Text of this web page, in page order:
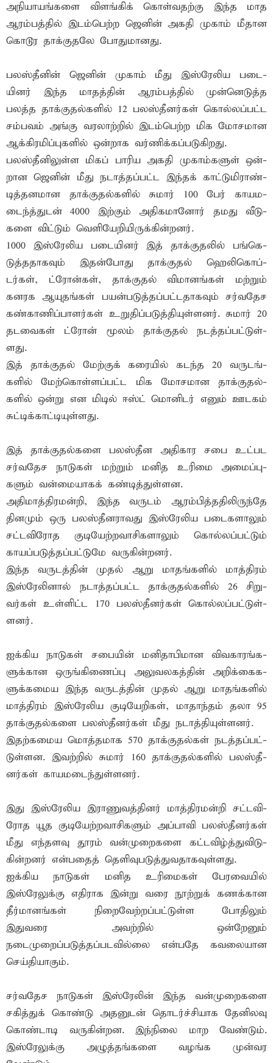
அநியாயங்களை விளங்கிக் கொள்வதற்கு இந்த மாத
ஆரம்பத்தில் இடம்பெற்ற ஜெனின் அகதி முகாம் மீதான
கொடூர தாக்குதலே போதுமானது.
பலஸ்­தீனின் ஜெனின் முகாம் மீது இஸ்­ரே­லிய படை­
யினர் இந்த மாதத்தின் ஆரம்பத்தில் முன்­னெ­டுத்த
பலத்த தாக்­கு­தல்­களில் 12 பலஸ்­தீ­னர்கள் கொல்­லப்­பட்ட
சம்­பவம் அங்கு வர­லாற்றில் இடம்­பெற்ற மிக மோச­மான
ஆக்­கி­ர­மிப்­பு­களில் ஒன்­றாக வர்­ணிக்­கப்­ப­டு­கி­றது.
பலஸ்­தீ­னி­லுள்ள மிகப் பாரிய அகதி முகாம்­களுள் ஒன்­
றான ஜெனின் மீது நடாத்­தப்­பட்ட இந்தக் காட்­டு­மி­ராண்­
டித்­த­ன­மான தாக்­கு­தல்­களில் சுமார் 100 பேர் காய­ம­
டைந்­த்துடன் 4000 இற்கும் அதி­க­மானோர் தமது வீடு­
களை விட்டும் வெளி­யே­றி­யி­ருக்கின்றனர்.
1000 இஸ்­ரே­லிய படை­யினர் இத் தாக்­கு­தலில் பங்­கெ­
டுத்­த­தா­கவும் இதன்­போது தாக்­குதல் ஹெலி­கொப்­
டர்கள், ட்ரோன்கள், தாக்­குதல் விமா­னங்கள் மற்றும்
கன­ரக ஆயு­தங்கள் பயன்­ப­டுத்­தப்­பட்­ட­தா­கவும் சர்­வ­தேச
கண்­கா­ணிப்­பா­ளர்கள் உறு­திப்­ப­டுத்­தி­யுள்­ளனர். சுமார் 20
தட­வைகள் ட்ரோன் மூலம் தாக்­குதல் நடத்­தப்­பட்­டுள்­
ளது.
இத் தாக்­குதல் மேற்குக் கரையில் கடந்த 20 வரு­டங்­
களில் மேற்­கொள்­ளப்­பட்ட மிக மோச­மான தாக்­கு­தல்­
களில் ஒன்று என மிடில் ஈஸ்ட் மொனிடர் எனும் ஊடகம்
சுட்­டிக்­காட்­டி­யுள்­ளது.
இத் தாக்­கு­தல்­களை பலஸ்­தீன அதி­கார சபை உட்­பட
சர்­வ­தேச நாடுகள் மற்றும் மனித உரிமை அமைப்­பு­
களும் வன்­மை­யாகக் கண்­டித்­துள்­ளன.
அதிமாத்திரமன்றி, இந்த வருடம் ஆரம்பித்ததிலிருந்தே
தினமும் ஒரு பலஸ்தீனராவது இஸ்ரேலிய படைகளாலும்
சட்டவிரோத குடியேற்றவாசிகளாலும் கொல்லப்பட்டும்
காயப்படுத்தப்பட்டுமே வருகின்றனர்.
இந்த வரு­டத்தின் முதல் ஆறு மாதங்­களில் மாத்­திரம்
இஸ்­ரே­லினால் நடாத்­தப்­பட்ட தாக்­கு­தல்­களில் 26 சிறு­
வர்கள் உள்­ளிட்ட 170 பலஸ்­தீ­னர்கள் கொல்­லப்­பட்­டுள்­
ளனர்.
ஐக்­கிய நாடுகள் சபையின் மனி­தா­பி­மான விவ­கா­ரங்­க­
ளுக்­கான ஒருங்­கி­ணைப்பு அலு­வ­ல­கத்தின் அறிக்­கை­க­
ளுக்­க­மைய இந்த வரு­டத்தின் முதல் ஆறு மாதங்­களில்
மாத்­திரம் இஸ்­ரே­லிய குடி­யே­றிகள், மாதாந்தம் தலா 95
தாக்­கு­தல்­களை பலஸ்­தீ­னர்கள் மீது நடாத்­தி­யுள்­ள­னர்.
இதற்­க­மைய மொத்­த­மாக 570 தாக்­கு­தல்கள் நடத்­தப்­பட்­
டுள்­ளன. இவற்றில் சுமார் 160 தாக்­கு­தல்­களில் பலஸ்­தீ­
னர்கள் காய­ம­டைந்­துள்­ளனர்.
இது இஸ்­ரே­லிய இரா­ணு­வத்­தினர் மாத்­தி­ர­மன்றி சட்­ட­வி­
ரோத யூத குடி­யேற்­ற­வா­சி­களும் அப்­பாவி பலஸ்­தீ­னர்கள்
மீது எந்­த­ளவு தூரம் வன்­மு­றை­களை கட்­ட­விழ்த்­து­வி­டு­
கின்­றனர் என்­பதைத் தெளி­வு­ப­டுத்­து­வ­தா­க­வுள்­ளது.
ஐக்கிய நாடுகள் மனித உரிமைகள் பேரவையில்
இஸ்ரேலுக்கு எதிராக இன்று வரை நூற்றுக் கணக்கான
தீர்மானங்கள் நிறைவேற்றப்பட்டுள்ள போதிலும்
இதுவரை அவற்றில் ஒன்றேனும்
நடைமுறைப்படுத்தப்படவில்லை என்பதே கவலையான
செய்தியாகும்.
சர்வதேச நாடுகள் இஸ்ரேலின் இந்த வன்முறைகளை
சகித்துக் கொண்டு அதனுடன் தொடர்ச்சியாக தேனிலவு
கொண்டாடி வருகின்றன. இந்நிலை மாற வேண்டும்.
இஸ்ரேலுக்கு அழுத்தங்களை வழங்க முன்வர